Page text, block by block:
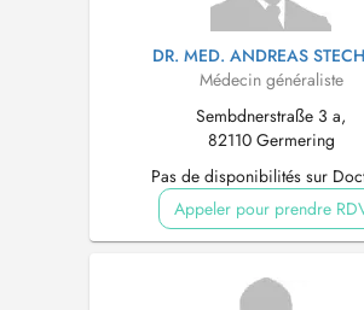
DR. MED. ANDREAS
Médecin généraliste
Sembdnerstraße 3 a,
82110 Germering
Pas de disponibilités sur
Appeler pour prendre